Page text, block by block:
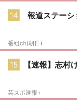
14 報道ステー
番組ch(朝日)
15 【速報】志村
芸スポ速報+